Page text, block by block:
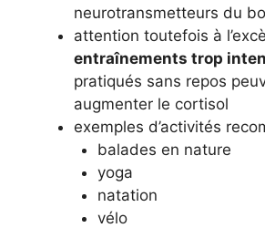
neurotransmetteurs du
attention toutefois à
entraînements trop
pratiqués sans repos
augmenter le cortisol
exemples d’activités
balades en nature
yoga
natation
vélo